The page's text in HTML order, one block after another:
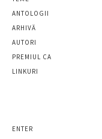
ANTOLOGII
ARHIVĂ
AUTORI
PREMIUL CA
LINKURI
ENTER